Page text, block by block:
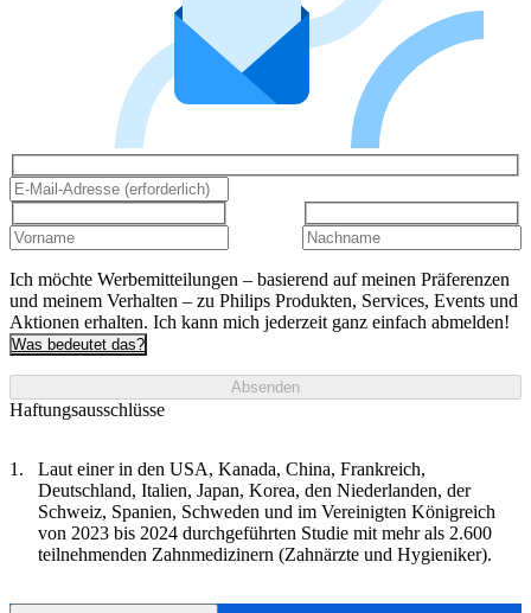
Ich möchte Werbemitteilungen – basierend auf meinen Präferenzen
und meinem Verhalten – zu Philips Produkten, Services, Events und
Aktionen erhalten. Ich kann mich jederzeit ganz einfach abmelden!
Was bedeutet das?
Absenden
Haftungsausschlüsse
Laut einer in den USA, Kanada, China, Frankreich,
Deutschland, Italien, Japan, Korea, den Niederlanden, der
Schweiz, Spanien, Schweden und im Vereinigten Königreich
von 2023 bis 2024 durchgeführten Studie mit mehr als 2.600
teilnehmenden Zahnmedizinern (Zahnärzte und Hygieniker).